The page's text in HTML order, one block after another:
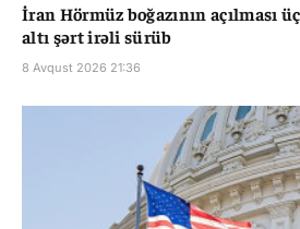
İran Hörmüz boğazının açılması
altı şərt irəli sürüb
8 Avqust 2026 21:36